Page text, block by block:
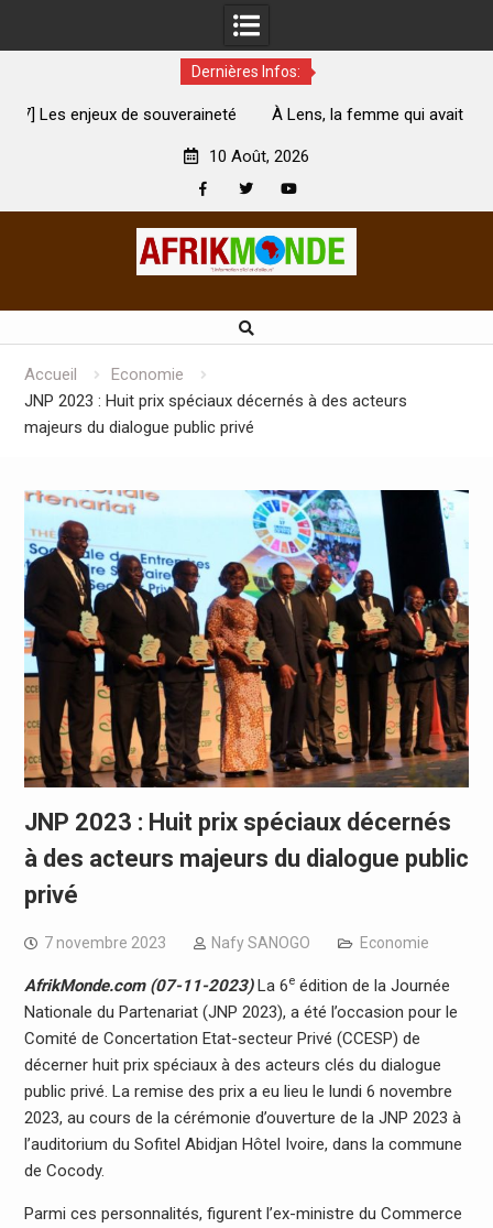
Dernières Infos:
À Lens, la femme qui avait été brûlée avec son bébé par
10 Août, 2026
Accueil
Economie
JNP 2023 : Huit prix spéciaux décernés à des acteurs
majeurs du dialogue public privé
JNP 2023 : Huit prix spéciaux décernés
à des acteurs majeurs du dialogue public
privé
7 novembre 2023 Nafy SANOGO Economie
AfrikMonde.com (07-11-2023)La 6eédition de la Journée
Nationale du Partenariat (JNP 2023), a été l’occasion pour le
Comité de Concertation Etat-secteur Privé (CCESP) de
décerner huit prix spéciaux à des acteurs clés du dialogue
public privé. La remise des prix a eu lieu le lundi 6 novembre
2023, au cours de la cérémonie d’ouverture de la JNP 2023 à
l’auditorium du Sofitel Abidjan Hôtel Ivoire, dans la commune
de Cocody.
Parmi ces personnalités, figurent l’ex-ministre du Commerce